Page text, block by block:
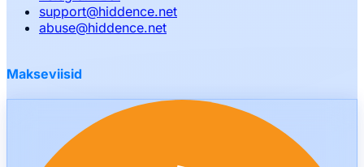
support@hiddence.net
abuse@hiddence.net
Makseviisid